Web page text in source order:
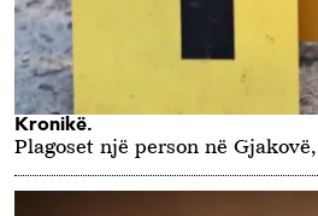
Kronikë.
Plagoset një person në